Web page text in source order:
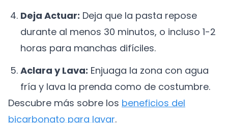
Deja Actuar: Deja que la pasta repose
durante al menos 30 minutos, o incluso 1-2
horas para manchas difíciles.
Aclara y Lava: Enjuaga la zona con agua
fría y lava la prenda como de costumbre.
Descubre más sobre los beneficios del
bicarbonato para lavar.